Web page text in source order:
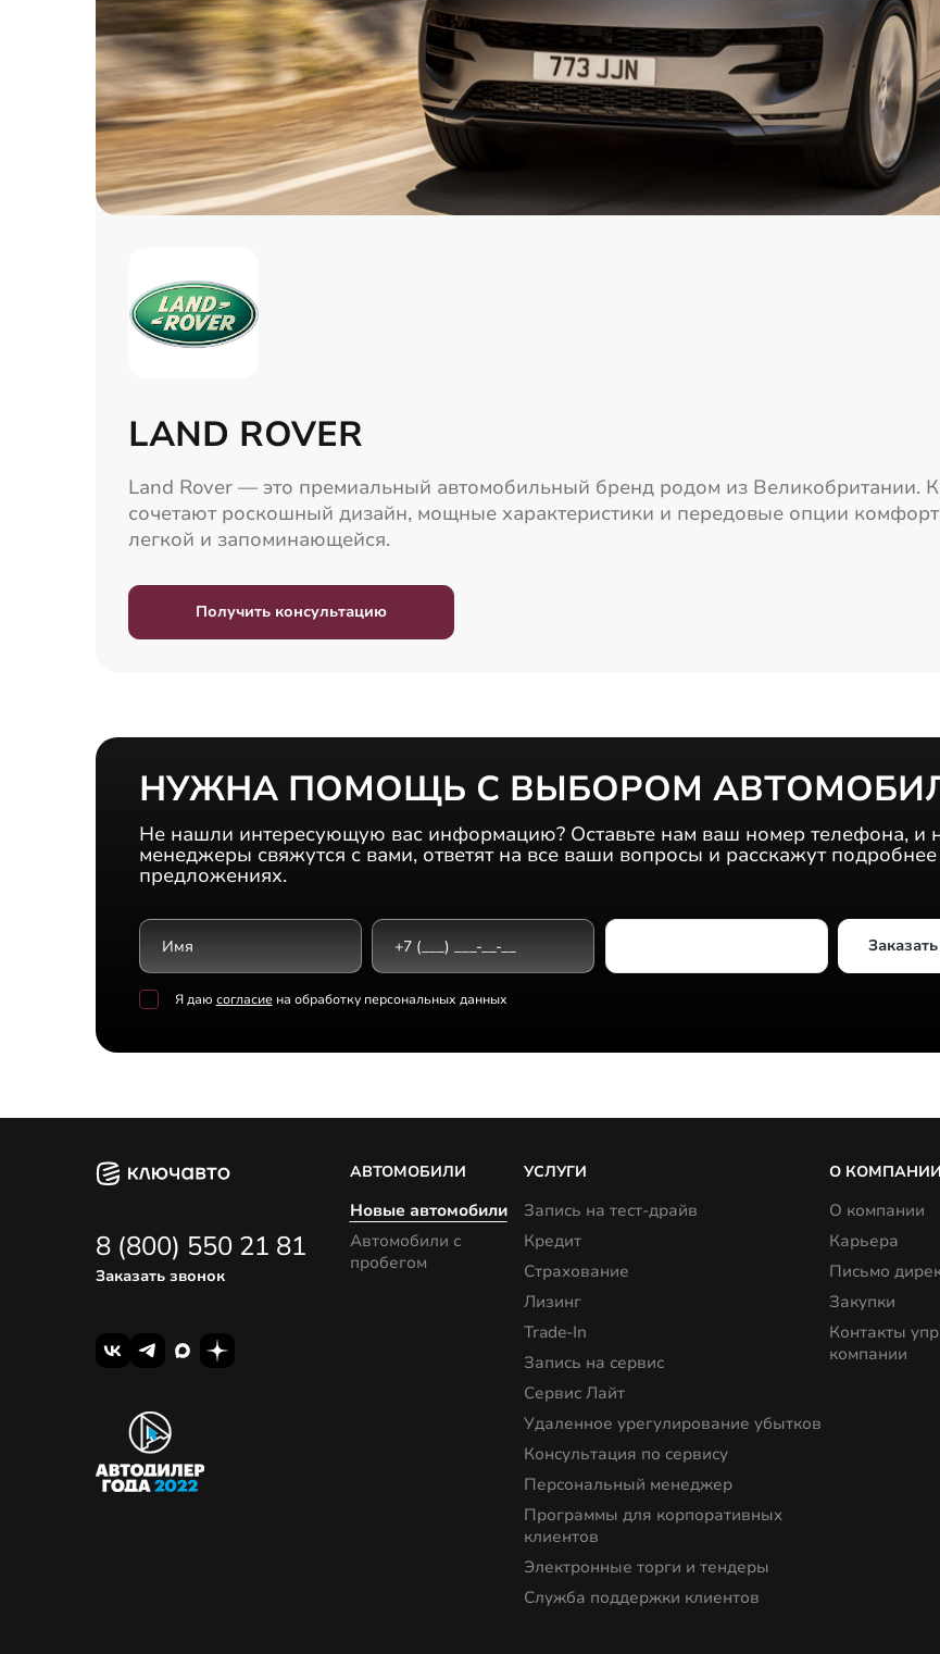
LAND ROVER
Land Rover — это премиальный автомобильный бренд родом из Великобритании.
сочетают роскошный дизайн, мощные характеристики и передовые опции
легкой и запоминающейся.
Получить консультацию
НУЖНА ПОМОЩЬ С ВЫБОРОМ
Не нашли интересующую вас информацию? Оставьте нам ваш номер телефона, и
менеджеры свяжутся с вами, ответят на все ваши вопросы и расскажут
предложениях.
Я даю согласиена обработку персональных данных
8 (800) 550 21 81
Заказать звонок
АВТОМОБИЛИ
Новые автомобили
Автомобили с
пробегом
УСЛУГИ
Запись на тест-драйв
Кредит
Страхование
Лизинг
Trade-In
Запись на сервис
Сервис Лайт
Удаленное урегулирование убытков
Консультация по сервису
Персональный менеджер
Программы для корпоративных
клиентов
Электронные торги и тендеры
Служба поддержки клиентов
О КОМПАНИИ
О компании
Карьера
Письмо
Закупки
Контакты
компании